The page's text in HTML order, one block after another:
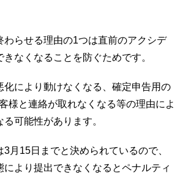
わらせる理由の1つは直前のアクシデ
なくなることを防ぐためです。
化により動けなくなる、確定申告用の
様と連絡が取れなくなる等の理由によ
可能性があります。
月15日までと決められているので、
により提出できなくなるとペナルティ